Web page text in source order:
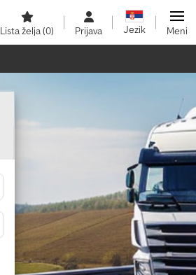
Lista želja(0) Prijava Jezik Meni